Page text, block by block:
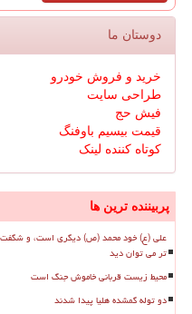
دوستان ما
خرید و فروش خودرو
طراحی سایت
فیش حج
قیمت بیسیم باوفنگ
کوتاه کننده لینک
پربیننده ترین ها
علی (ع) خود محمد (ص) دیگری است، و شگفت
تر می توان دید
محیط زیست قربانی خاموش جنگ است
دو توله گمشده هلیا پیدا شدند